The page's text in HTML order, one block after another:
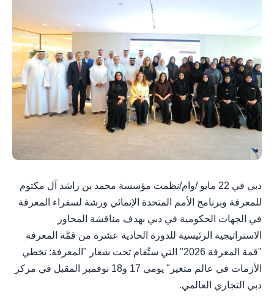
دبي في 22 مايو /وام/نظمت مؤسسة محمد بن راشد آل مكتوم
للمعرفة وبرنامج الأمم المتحدة الإنمائي ورشة لسفراء المعرفة
في الجهات الحكومية في دبي بهدف مناقشة المحاور
الاستراتيجية الرئيسية للدورة الحادية عشرة من قمَّة المعرفة
"قمة المعرفة 2026" التي ستُقام تحت شعار "المعرفة: تخطي
الأزمات في عالم متغير" يومي 17 و18 نوفمبر المقبل في مركز
دبي التجاري العالمي.